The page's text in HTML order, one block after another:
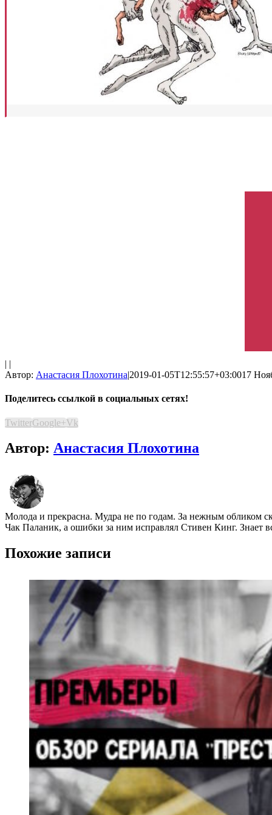
| |
Автор: Анастасия Плохотина|2019-01-05T12:55:57+03:0017
Поделитесь ссылкой в социальных сетях!
TwitterGoogle+Vk
Автор: Анастасия Плохотина
Молода и прекрасна. Мудра не по годам. За нежным обликом
Чак Паланик, а ошибки за ним исправлял Стивен Кинг. Знает
Похожие записи